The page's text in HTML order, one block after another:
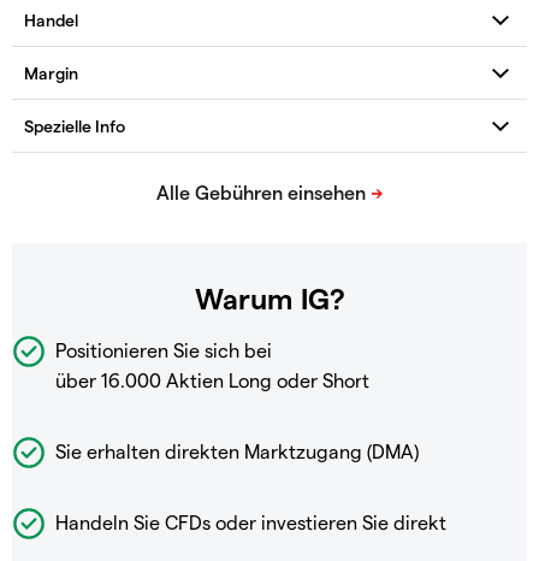
Warum IG?
Positionieren Sie sich bei
über 16.000 Aktien Long oder Short
Sie erhalten direkten Marktzugang (DMA)
Handeln Sie CFDs oder investieren Sie direkt